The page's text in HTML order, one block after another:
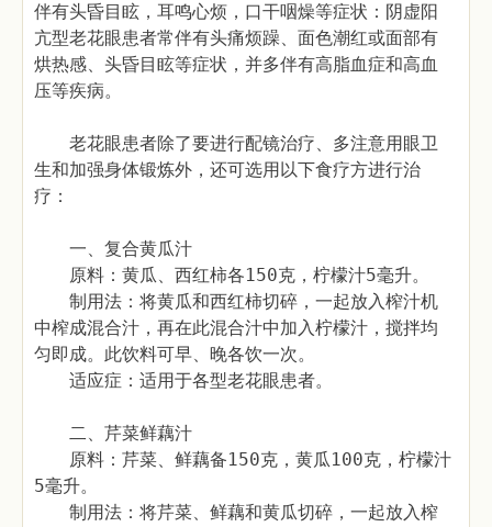
伴有头昏目眩，耳鸣心烦，口干咽燥等症状：阴虚阳
亢型老花眼患者常伴有头痛烦躁、面色潮红或面部有
烘热感、头昏目眩等症状，并多伴有高脂血症和高血
压等疾病。
老花眼患者除了要进行配镜治疗、多注意用眼卫
生和加强身体锻炼外，还可选用以下食疗方进行治
疗：
一、复合黄瓜汁
原料：黄瓜、西红柿各150克，柠檬汁5毫升。
制用法：将黄瓜和西红柿切碎，一起放入榨汁机
中榨成混合汁，再在此混合汁中加入柠檬汁，搅拌均
匀即成。此饮料可早、晚各饮一次。
适应症：适用于各型老花眼患者。
二、芹菜鲜藕汁
原料：芹菜、鲜藕备150克，黄瓜100克，柠檬汁
5毫升。
制用法：将芹菜、鲜藕和黄瓜切碎，一起放入榨